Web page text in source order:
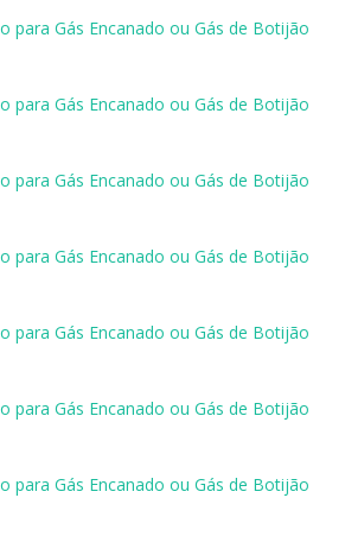
para Gás Encanado ou Gás de Botijão
para Gás Encanado ou Gás de Botijão
para Gás Encanado ou Gás de Botijão
para Gás Encanado ou Gás de Botijão
para Gás Encanado ou Gás de Botijão
para Gás Encanado ou Gás de Botijão
para Gás Encanado ou Gás de Botijão